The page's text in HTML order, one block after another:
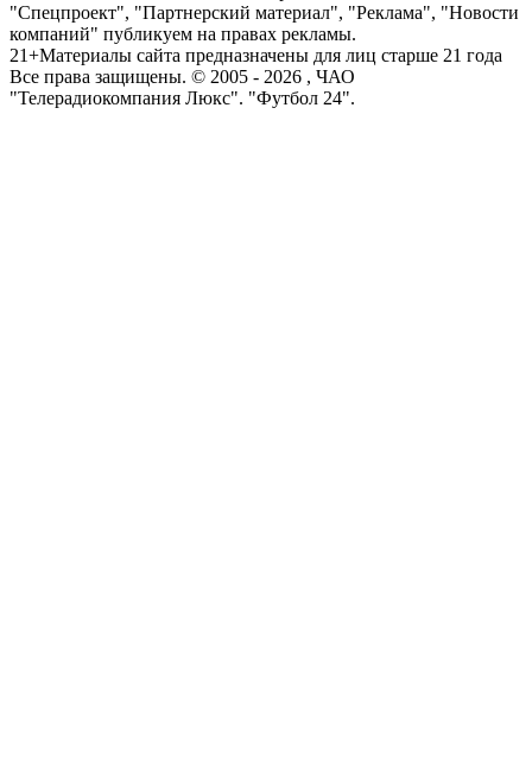
"Спецпроект", "Партнерский материал", "Реклама", "Новости
компаний" публикуем на правах рекламы.
21+Материалы сайта предназначены для лиц старше 21 года
Все права защищены. © 2005 - 2026 , ЧАО
"Телерадиокомпания Люкс". "Футбол 24".